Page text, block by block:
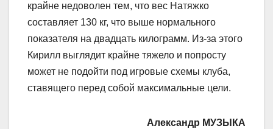
крайне недоволен тем, что вес Натяжко
составляет 130 кг, что выше нормального
показателя на двадцать килограмм. Из-за этого
Кирилл выглядит крайне тяжело и попросту
может не подойти под игровые схемы клуба,
ставящего перед собой максимальные цели.
Александр МУЗЫКА